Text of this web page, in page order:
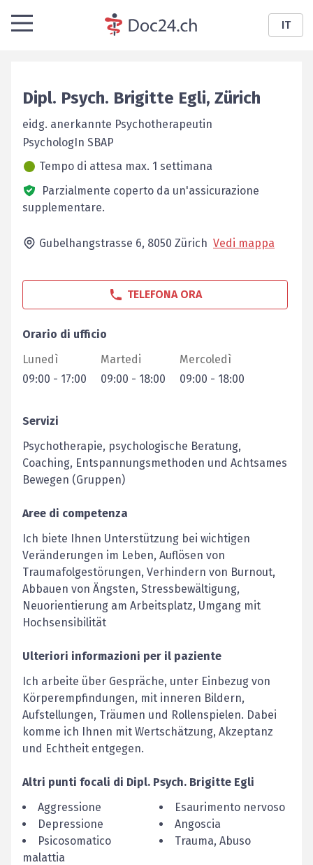
IT
Dipl. Psych. Brigitte Egli, Zürich
eidg. anerkannte Psychotherapeutin
PsychologIn SBAP
Tempo di attesa max. 1 settimana
Parzialmente coperto da un'assicurazione
supplementare.
Gubelhangstrasse 6, 8050 Zürich Vedi mappa
TELEFONA ORA
Orario di ufficio
Lunedì
09:00 - 17:00
Martedi
09:00 - 18:00
Mercoledì
09:00 - 18:00
Servizi
Psychotherapie, psychologische Beratung,
Coaching, Entspannungsmethoden und Achtsames
Bewegen (Gruppen)
Aree di competenza
Ich biete Ihnen Unterstützung bei wichtigen
Veränderungen im Leben, Auflösen von
Traumafolgestörungen, Verhindern von Burnout,
Abbauen von Ängsten, Stressbewältigung,
Neuorientierung am Arbeitsplatz, Umgang mit
Hochsensibilität
Ulteriori informazioni per il paziente
Ich arbeite über Gespräche, unter Einbezug von
Körperempfindungen, mit inneren Bildern,
Aufstellungen, Träumen und Rollenspielen. Dabei
komme ich Ihnen mit Wertschätzung, Akzeptanz
und Echtheit entgegen.
Altri punti focali di Dipl. Psych. Brigitte Egli
Aggressione
Esaurimento nervoso
Depressione
Angoscia
Psicosomatico
malattia
Trauma, Abuso